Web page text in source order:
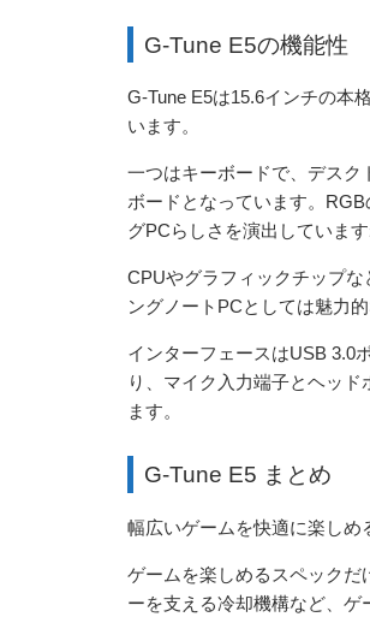
G-Tune E5の機能性
G-Tune E5は15.6インチの本
います。
一つはキーボードで、デス
ボードとなっています。
グPCらしさを演出しています
CPUやグラフィックチップ
ングノートPCとしては魅力的
インターフェースはUSB 3.0
り、マイク入力端子とヘッ
ます。
G-Tune E5 まとめ
幅広いゲームを快適に楽しめ
ゲームを楽しめるスペックだ
ーを支える冷却機構など、ゲ